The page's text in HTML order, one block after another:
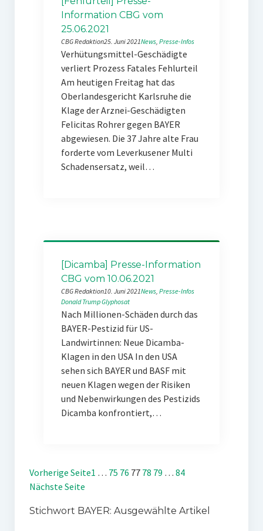
Information CBG vom
25.06.2021
CBG Redaktion25. Juni 2021News, Presse-Infos
Verhütungsmittel-Geschädigte
verliert Prozess Fatales Fehlurteil
Am heutigen Freitag hat das
Oberlandesgericht Karlsruhe die
Klage der Arznei-Geschädigten
Felicitas Rohrer gegen BAYER
abgewiesen. Die 37 Jahre alte Frau
forderte vom Leverkusener Multi
Schadensersatz, weil…
[Dicamba] Presse-Information
CBG vom 10.06.2021
CBG Redaktion10. Juni 2021News, Presse-Infos
Donald TrumpGlyphosat
Nach Millionen-Schäden durch das
BAYER-Pestizid für US-
Landwirtinnen: Neue Dicamba-
Klagen in den USA In den USA
sehen sich BAYER und BASF mit
neuen Klagen wegen der Risiken
und Nebenwirkungen des Pestizids
Dicamba konfrontiert,…
Vorherige Seite1 … 75 76 77 78 79 … 84
Nächste Seite
Stichwort BAYER: Ausgewählte Artikel